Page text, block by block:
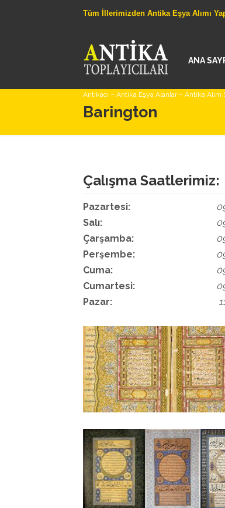
Tüm İllerimizden Antika Eşya Alımı
Antikacı – Antika Eşya Alanlar – Antika Alım
ANA
Barington
Çalışma Saatlerimiz:
Pazartesi:
Salı:
Çarşamba:
Perşembe:
Cuma:
Cumartesi:
Pazar: